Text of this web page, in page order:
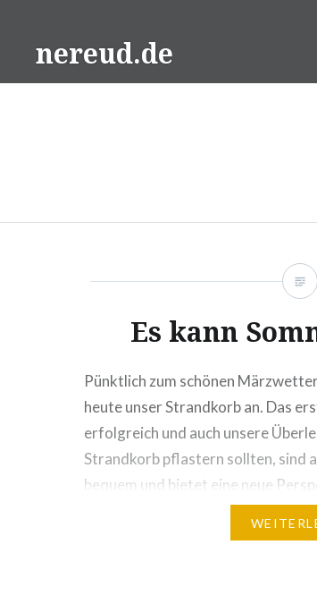
Inhaltnereud.de
Es kann
Pünktlich zum schönen
heute unser Strandkorb an. Das
erfolgreich und auch unsere
Strandkorb pflastern sollten, sind
bequem und bietet eine neue
wenn man darin sitzt. Lange